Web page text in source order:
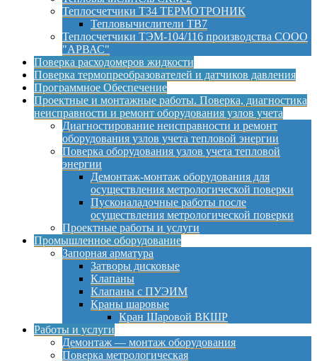
Теплосчетчики Т34 ТЕРМОТРОНИК
Тепловычислители ТВ7
Теплосчетчики ТЭМ-104/116 производства СООО
"АРВАС"
Поверка расходомеров жидкости
Поверка термопреобразователей и датчиков давления
Программное Обеспечение
Проектные и монтажные работы. Поверка, диагностика
неисправности и ремонт оборудования узлов учета
Диагностирование неисправности и ремонт
оборудования узлов учета тепловой энергии
Поверка оборудования узлов учета тепловой
энергии
Демонтаж-монтаж оборудования для
осуществления метрологической поверки
Пусконаладочные работы после
осуществления метрологической поверки
Проектные работы и услуги
Промышленное оборудование
Запорная арматура
Затворы дисковые
Клапаны
Клапаны с ПУЭИМ
Краны шаровые
Кран Шаровой ВКШР
Работы и услуги
Демонтаж — монтаж оборудования
Поверка метрологическая